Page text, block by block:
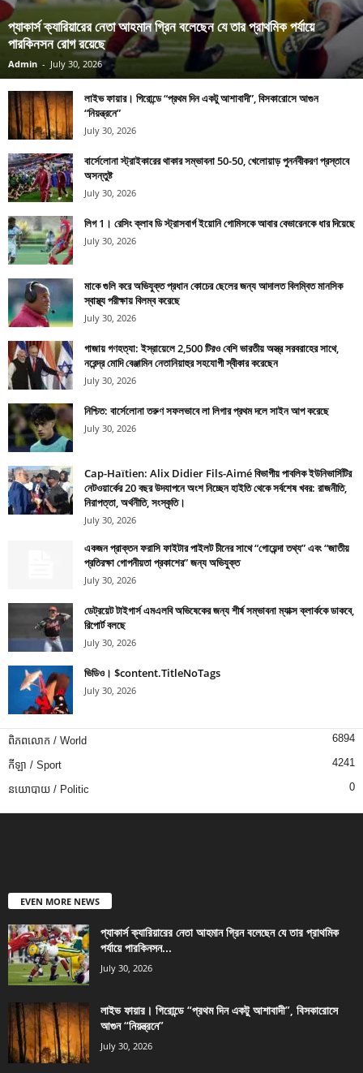
প্যাকার্স ক্যারিয়ারের নেতা আহমান গ্রিন বলেছেন যে তার প্রাথমিক পর্যায়ে
পারকিনসন রোগ রয়েছে
Admin - July 30, 2026
লাইভ ফায়ার। গিরোন্ডে “প্রথম দিন একটু আশাবাদী”, বিসকারোসে আগুন
“নিয়ন্ত্রনে”
July 30, 2026
বার্সেলোনা স্ট্রাইকারের থাকার সম্ভাবনা 50-50, খেলোয়াড় পুনর্নবীকরণ প্রস্তাবে
অসন্তুষ্ট
July 30, 2026
লিগ 1। রেসিং ক্লাব ডি স্ট্রাসবার্গ ইয়োনি গোমিসকে আবার বেভারেনকে ধার দিয়েছে
July 30, 2026
মাকে গুলি করে অভিযুক্ত প্রধান কোচের ছেলের জন্য আদালত বিলম্বিত মানসিক
স্বাস্থ্য পরীক্ষায় বিলম্ব করেছে
July 30, 2026
গাজায় গণহত্যা: ইস্রায়েলে 2,500 টিরও বেশি ভারতীয় অস্ত্র সরবরাহের সাথে,
নরেন্দ্র মোদি বেঞ্জামিন নেতানিয়াহুর সহযোগী স্বীকার করেছেন
July 30, 2026
নিশ্চিত: বার্সেলোনা তরুণ সফলভাবে লা লিগার প্রথম দলে সাইন আপ করেছে
July 30, 2026
Cap-Haïtien: Alix Didier Fils-Aimé বিভাগীয় পাবলিক ইউনিভার্সিটির
নেটওয়ার্কের 20 বছর উদযাপনে অংশ নিচ্ছেন হাইতি থেকে সর্বশেষ খবর: রাজনীতি,
নিরাপত্তা, অর্থনীতি, সংস্কৃতি।
July 30, 2026
একজন প্রাক্তন ফরাসি ফাইটার পাইলট চীনের সাথে “গোয়েন্দা তথ্য” এবং “জাতীয়
প্রতিরক্ষা গোপনীয়তা প্রকাশের” জন্য অভিযুক্ত
July 30, 2026
ডেট্রয়েট টাইগার্স এমএলবি অভিষেকের জন্য শীর্ষ সম্ভাবনা ম্যাক্স ক্লার্ককে ডাকবে,
রিপোর্ট বলছে
July 30, 2026
ভিডিও। $content.TitleNoTags
July 30, 2026
ពិភពលោក / World 6894
កីឡា / Sport 4241
នយោបាយ / Politic 0
EVEN MORE NEWS
প্যাকার্স ক্যারিয়ারের নেতা আহমান গ্রিন বলেছেন যে তার প্রাথমিক
পর্যায়ে পারকিনসন...
July 30, 2026
লাইভ ফায়ার। গিরোন্ডে “প্রথম দিন একটু আশাবাদী”, বিসকারোসে
আগুন “নিয়ন্ত্রনে”
July 30, 2026